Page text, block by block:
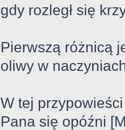
gdy rozległ się
Pierwszą różnicą
oliwy w
W tej
Pana się opóźni